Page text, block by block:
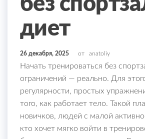
диет
26 декабря, 2025 от anatoliy
Начать тренироваться без
ограничений — реально. Для
регулярности, простых
того, как работает тело. Такой
новичков, людей с малой
кто хочет мягко войти в